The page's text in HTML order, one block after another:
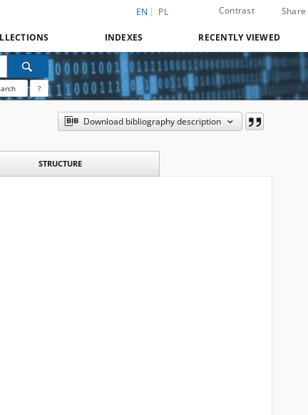
EN PL Contrast Share
INDEXES RECENTLY VIEWED
?
Download bibliography description
STRUCTURE